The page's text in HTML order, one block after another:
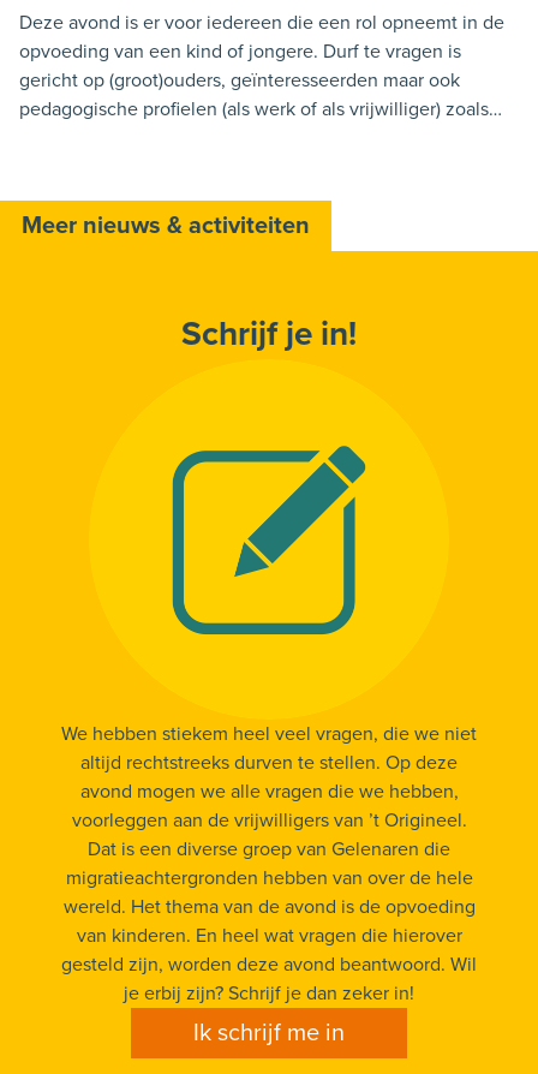
Deze avond is er voor iedereen die een rol opneemt in de
opvoeding van een kind of jongere. Durf te vragen is
gericht op (groot)ouders, geïnteresseerden maar ook
pedagogische profielen (als werk of als vrijwilliger) zoals
Meer nieuws & activiteiten
Schrijf je in!
We hebben stiekem heel veel vragen, die we niet
altijd rechtstreeks durven te stellen. Op deze
avond mogen we alle vragen die we hebben,
voorleggen aan de vrijwilligers van ’t Origineel.
Dat is een diverse groep van Gelenaren die
migratieachtergronden hebben van over de hele
wereld. Het thema van de avond is de opvoeding
van kinderen. En heel wat vragen die hierover
gesteld zijn, worden deze avond beantwoord. Wil
je erbij zijn? Schrijf je dan zeker in!
Ik schrijf me in